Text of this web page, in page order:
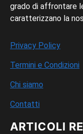
grado di affrontare
caratterizzano la
Privacy Policy
Termini e Condizioni
Chi siamo
Contatti
ARTICOLI